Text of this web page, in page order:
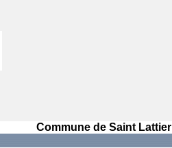
Commune de Saint Lattier